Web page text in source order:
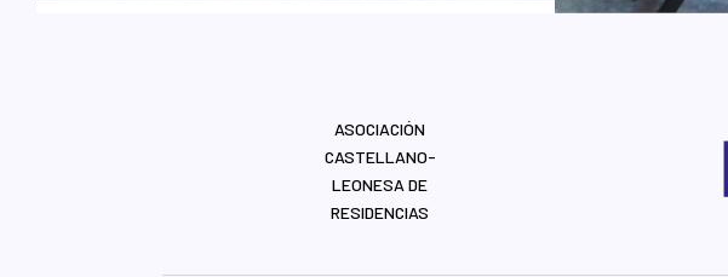
ASOCIACIÓN
CASTELLANO-
LEONESA DE
RESIDENCIAS